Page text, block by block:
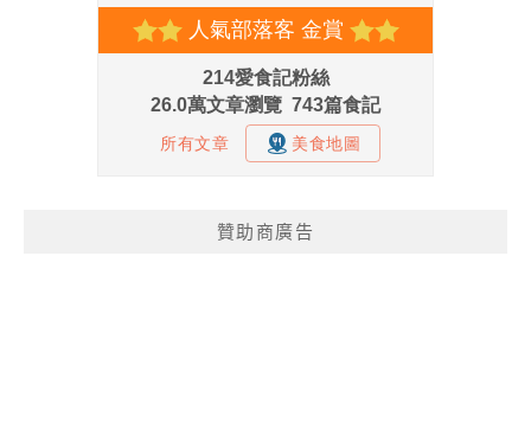
贊助商廣告